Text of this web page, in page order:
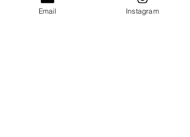
miroir argenté
Email Instagram